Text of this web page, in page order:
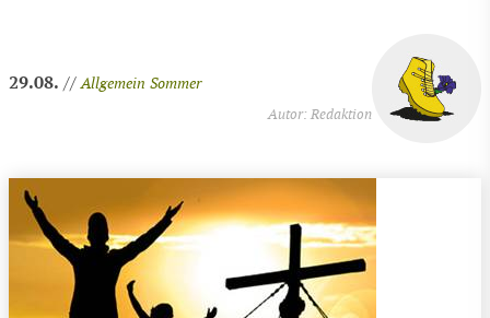
29.08. //Allgemein Sommer
Autor: Redaktion